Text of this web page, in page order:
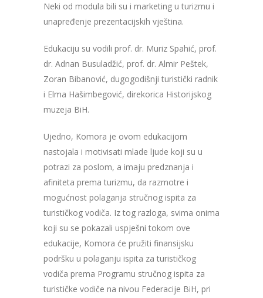
Neki od modula bili su i marketing u turizmu i
unapređenje prezentacijskih vještina.
Edukaciju su vodili prof. dr. Muriz Spahić, prof.
dr. Adnan Busuladžić, prof. dr. Almir Peštek,
Zoran Bibanović, dugogodišnji turistički radnik
i Elma Hašimbegović, direkorica Historijskog
muzeja BiH.
Ujedno, Komora je ovom edukacijom
nastojala i motivisati mlade ljude koji su u
potrazi za poslom, a imaju predznanja i
afiniteta prema turizmu, da razmotre i
mogućnost polaganja stručnog ispita za
turističkog vodiča. Iz tog razloga, svima onima
koji su se pokazali uspješni tokom ove
edukacije, Komora će pružiti finansijsku
podršku u polaganju ispita za turističkog
vodiča prema Programu stručnog ispita za
turističke vodiče na nivou Federacije BiH, pri